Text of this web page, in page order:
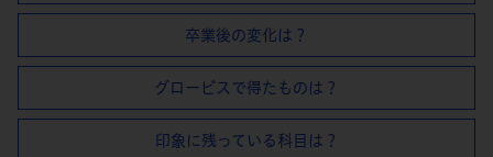
卒業後の変化は？
グロービスで得たものは？
印象に残っている科目は？